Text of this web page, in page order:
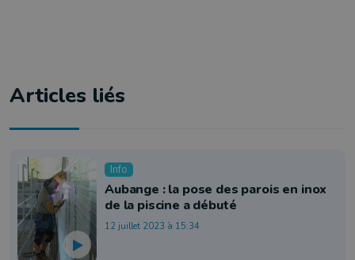
Articles liés
Info
Aubange : la pose des parois en inox
de la piscine a débuté
12 juillet 2023 à 15:34